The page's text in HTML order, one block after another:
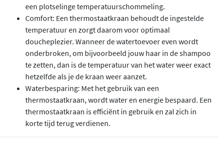
een plotselinge temperatuurschommeling.
Comfort: Een thermostaatkraan behoudt de ingestelde
temperatuur en zorgt daarom voor optimaal
doucheplezier. Wanneer de watertoevoer even wordt
onderbroken, om bijvoorbeeld jouw haar in de shampoo
te zetten, dan is de temperatuur van het water weer exact
hetzelfde als je de kraan weer aanzet.
Waterbesparing: Met het gebruik van een
thermostaatkraan, wordt water en energie bespaard. Een
thermostaatkraan is efficiënt in gebruik en zal zich in
korte tijd terug verdienen.